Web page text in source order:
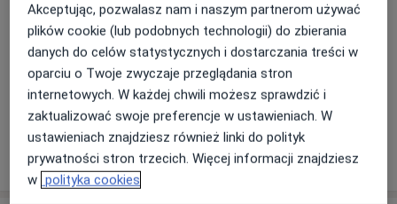
Konsultacja lekarza rehabilitacji medycznej (pierwsza
wizyta)
200 zł Szczegóły
+ 1 usługa
W jaki sposób ustalane są ceny?
Akceptując, pozwalasz nam i naszym partnerom używać
plików cookie (lub podobnych technologii) do zbierania
danych do celów statystycznych i dostarczania treści w
oparciu o Twoje zwyczaje przeglądania stron
internetowych. W każdej chwili możesz sprawdzić i
zaktualizować swoje preferencje w ustawieniach. W
ustawieniach znajdziesz również linki do polityk
prywatności stron trzecich. Więcej informacji znajdziesz
w polityka cookies